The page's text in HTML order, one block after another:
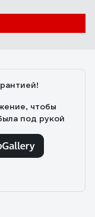
чтобы
под рукой